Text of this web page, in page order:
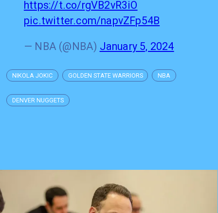
https://t.co/rgVB2vR3iO
pic.twitter.com/napvZFp54B
— NBA (@NBA) January 5, 2024
NIKOLA JOKIC GOLDEN STATE WARRIORS NBA
DENVER NUGGETS